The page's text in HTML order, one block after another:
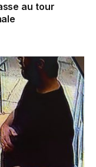
au tour